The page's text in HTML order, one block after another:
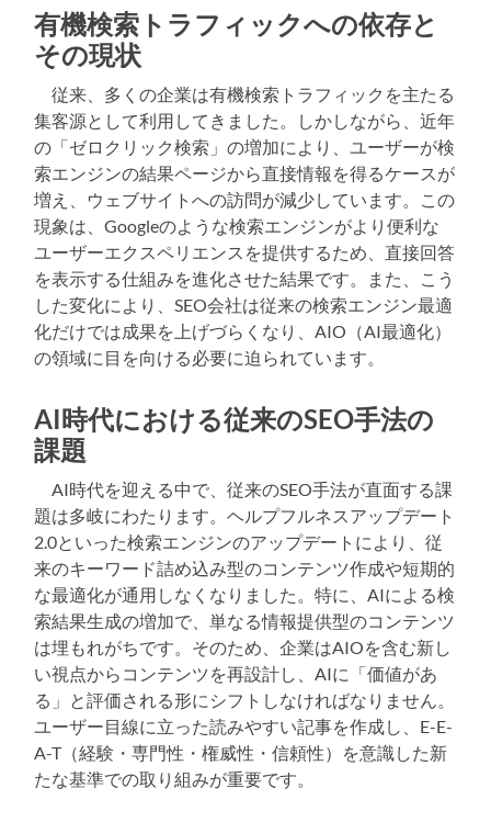
有機検索トラフィックへの依存と
その現状
従来、多くの企業は有機検索トラフィックを主たる
集客源として利用してきました。しかしながら、近年
の「ゼロクリック検索」の増加により、ユーザーが検
索エンジンの結果ページから直接情報を得るケースが
増え、ウェブサイトへの訪問が減少しています。この
現象は、Googleのような検索エンジンがより便利な
ユーザーエクスペリエンスを提供するため、直接回答
を表示する仕組みを進化させた結果です。また、こう
した変化により、SEO会社は従来の検索エンジン最適
化だけでは成果を上げづらくなり、AIO（AI最適化）
の領域に目を向ける必要に迫られています。
AI時代における従来のSEO手法の
課題
AI時代を迎える中で、従来のSEO手法が直面する課
題は多岐にわたります。ヘルプフルネスアップデート
2.0といった検索エンジンのアップデートにより、従
来のキーワード詰め込み型のコンテンツ作成や短期的
な最適化が通用しなくなりました。特に、AIによる検
索結果生成の増加で、単なる情報提供型のコンテンツ
は埋もれがちです。そのため、企業はAIOを含む新し
い視点からコンテンツを再設計し、AIに「価値があ
る」と評価される形にシフトしなければなりません。
ユーザー目線に立った読みやすい記事を作成し、E-E-
A-T（経験・専門性・権威性・信頼性）を意識した新
たな基準での取り組みが重要です。